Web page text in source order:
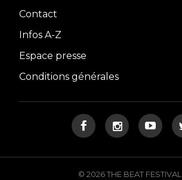
Contact
Infos A-Z
Espace presse
Conditions générales
© 2026 THE BEAT FESTIVAL